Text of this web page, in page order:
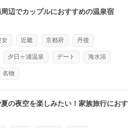
辺でカップルにおすすめの温泉宿
女 近畿 京都府 丹後
夕日ヶ浦温泉 デート 海水浴
名物
の夜空を楽しみたい！家族旅行におす